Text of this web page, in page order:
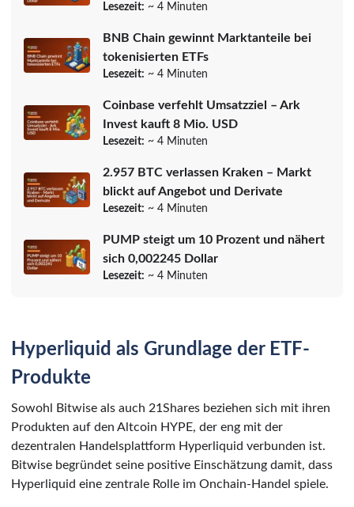
Lesezeit: ~ 4 Minuten
BNB Chain gewinnt Marktanteile bei
tokenisierten ETFs
Lesezeit: ~ 4 Minuten
Coinbase verfehlt Umsatzziel – Ark
Invest kauft 8 Mio. USD
Lesezeit: ~ 4 Minuten
2.957 BTC verlassen Kraken – Markt
blickt auf Angebot und Derivate
Lesezeit: ~ 4 Minuten
PUMP steigt um 10 Prozent und nähert
sich 0,002245 Dollar
Lesezeit: ~ 4 Minuten
Hyperliquid als Grundlage der ETF-
Produkte
Sowohl Bitwise als auch 21Shares beziehen sich mit ihren
Produkten auf den Altcoin HYPE, der eng mit der
dezentralen Handelsplattform Hyperliquid verbunden ist.
Bitwise begründet seine positive Einschätzung damit, dass
Hyperliquid eine zentrale Rolle im Onchain-Handel spiele.